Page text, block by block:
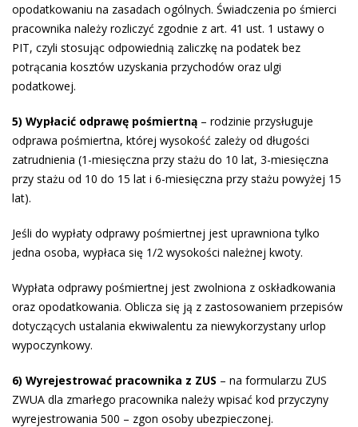
opodatkowaniu na zasadach ogólnych. Świadczenia po śmierci
pracownika należy rozliczyć zgodnie z art. 41 ust. 1 ustawy o
PIT, czyli stosując odpowiednią zaliczkę na podatek bez
potrącania kosztów uzyskania przychodów oraz ulgi
podatkowej.
5) Wypłacić odprawę pośmiertną – rodzinie przysługuje
odprawa pośmiertna, której wysokość zależy od długości
zatrudnienia (1-miesięczna przy stażu do 10 lat, 3-miesięczna
przy stażu od 10 do 15 lat i 6-miesięczna przy stażu powyżej 15
lat).
Jeśli do wypłaty odprawy pośmiertnej jest uprawniona tylko
jedna osoba, wypłaca się 1/2 wysokości należnej kwoty.
Wypłata odprawy pośmiertnej jest zwolniona z oskładkowania
oraz opodatkowania. Oblicza się ją z zastosowaniem przepisów
dotyczących ustalania ekwiwalentu za niewykorzystany urlop
wypoczynkowy.
6) Wyrejestrować pracownika z ZUS – na formularzu ZUS
ZWUA dla zmarłego pracownika należy wpisać kod przyczyny
wyrejestrowania 500 – zgon osoby ubezpieczonej.